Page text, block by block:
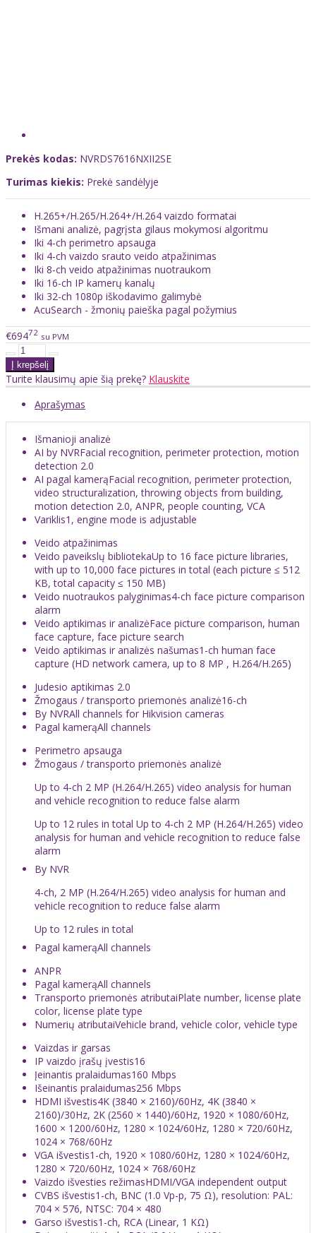
Prekės kodas: NVRDS7616NXII2SE
Turimas kiekis: Prekė sandėlyje
H.265+/H.265/H.264+/H.264 vaizdo formatai
Išmani analizė, pagrįsta gilaus mokymosi algoritmu
Iki 4-ch perimetro apsauga
Iki 4-ch vaizdo srauto veido atpažinimas
Iki 8-ch veido atpažinimas nuotraukom
Iki 16-ch IP kamerų kanalų
Iki 32-ch 1080p iškodavimo galimybė
AcuSearch - žmonių paieška pagal požymius
€69472 su PVM
Turite klausimų apie šią prekę? Klauskite
Aprašymas
Išmanioji analizė
AI by NVRFacial recognition, perimeter protection, motion
detection 2.0
AI pagal kamerąFacial recognition, perimeter protection,
video structuralization, throwing objects from building,
motion detection 2.0, ANPR, people counting, VCA
Variklis1, engine mode is adjustable
Veido atpažinimas
Veido paveikslų bibliotekaUp to 16 face picture libraries,
with up to 10,000 face pictures in total (each picture ≤ 512
KB, total capacity ≤ 150 MB)
Veido nuotraukos palyginimas4-ch face picture comparison
alarm
Veido aptikimas ir analizėFace picture comparison, human
face capture, face picture search
Veido aptikimas ir analizės našumas1-ch human face
capture (HD network camera, up to 8 MP , H.264/H.265)
Judesio aptikimas 2.0
Žmogaus / transporto priemonės analizė16-ch
By NVRAll channels for Hikvision cameras
Pagal kamerąAll channels
Perimetro apsauga
Žmogaus / transporto priemonės analizė
Up to 4-ch 2 MP (H.264/H.265) video analysis for human
and vehicle recognition to reduce false alarm
Up to 12 rules in total Up to 4-ch 2 MP (H.264/H.265) video
analysis for human and vehicle recognition to reduce false
alarm
By NVR
4-ch, 2 MP (H.264/H.265) video analysis for human and
vehicle recognition to reduce false alarm
Up to 12 rules in total
Pagal kamerąAll channels
ANPR
Pagal kamerąAll channels
Transporto priemonės atributaiPlate number, license plate
color, license plate type
Numerių atributaiVehicle brand, vehicle color, vehicle type
Vaizdas ir garsas
IP vaizdo įrašų įvestis16
Įeinantis pralaidumas160 Mbps
Išeinantis pralaidumas256 Mbps
HDMI išvestis4K (3840 × 2160)/60Hz, 4K (3840 ×
2160)/30Hz, 2K (2560 × 1440)/60Hz, 1920 × 1080/60Hz,
1600 × 1200/60Hz, 1280 × 1024/60Hz, 1280 × 720/60Hz,
1024 × 768/60Hz
VGA išvestis1-ch, 1920 × 1080/60Hz, 1280 × 1024/60Hz,
1280 × 720/60Hz, 1024 × 768/60Hz
Vaizdo išvesties režimasHDMI/VGA independent output
CVBS išvestis1-ch, BNC (1.0 Vp-p, 75 Ω), resolution: PAL:
704 × 576, NTSC: 704 × 480
Garso išvestis1-ch, RCA (Linear, 1 KΩ)